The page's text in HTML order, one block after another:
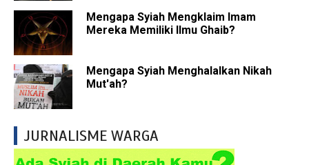
Mengapa Syiah Mengklaim Imam
Mereka Memiliki Ilmu Ghaib?
Mengapa Syiah Menghalalkan Nikah
Mut'ah?
JURNALISME WARGA